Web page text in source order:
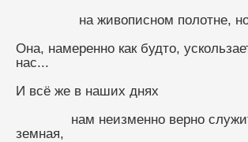
на живописном
Она, намеренно как будто,
нас...
И всё же в наших днях
земная,